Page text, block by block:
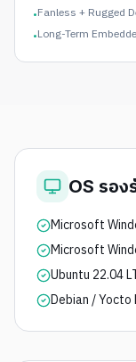
•Fanless + Rugged
•Long-Term
OS รอง
Microsoft
Microsoft
Ubuntu 22.04
Debian / Yocto